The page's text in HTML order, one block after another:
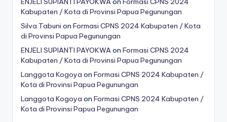
Kabupaten / Kota di Provinsi Papua Pegunungan
Silva Tabuni on Formasi CPNS 2024 Kabupaten / Kota
di Provinsi Papua Pegunungan
ENJELI SUPIANTI PAYOKWAon Formasi CPNS 2024
Kabupaten / Kota di Provinsi Papua Pegunungan
Langgota Kogoya on Formasi CPNS 2024 Kabupaten /
Kota di Provinsi Papua Pegunungan
Langgota Kogoya on Formasi CPNS 2024 Kabupaten /
Kota di Provinsi Papua Pegunungan